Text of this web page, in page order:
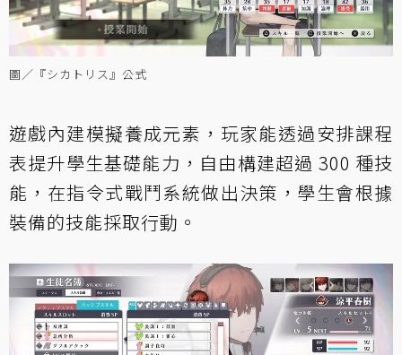
圖／『シカトリス』公式
遊戲內建模擬養成元素，玩家能透過安排課程
表提升學生基礎能力，自由構建超過 300 種技
能，在指令式戰鬥系統做出決策，學生會根據
裝備的技能採取行動。